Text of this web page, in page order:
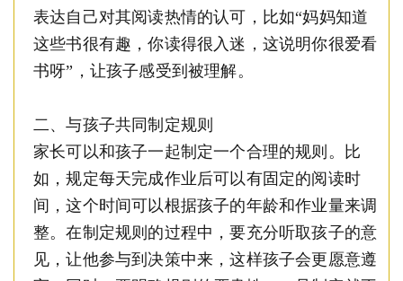
表达自己对其阅读热情的认可，比如“妈妈知道
这些书很有趣，你读得很入迷，这说明你很爱看
书呀”，让孩子感受到被理解。
二、与孩子共同制定规则
家长可以和孩子一起制定一个合理的规则。比
如，规定每天完成作业后可以有固定的阅读时
间，这个时间可以根据孩子的年龄和作业量来调
整。在制定规则的过程中，要充分听取孩子的意
见，让他参与到决策中来，这样孩子会更愿意遵